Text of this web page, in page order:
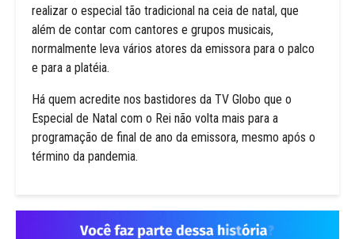
realizar o especial tão tradicional na ceia de natal, que
além de contar com cantores e grupos musicais,
normalmente leva vários atores da emissora para o palco
e para a platéia.
Há quem acredite nos bastidores da TV Globo que o
Especial de Natal com o Rei não volta mais para a
programação de final de ano da emissora, mesmo após o
término da pandemia.